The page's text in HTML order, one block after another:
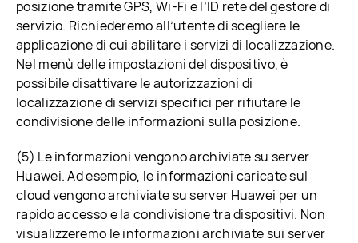
posizione tramite GPS, Wi-Fi e l’ID rete del gestore di
servizio. Richiederemo all’utente di scegliere le
applicazione di cui abilitare i servizi di localizzazione.
Nel menù delle impostazioni del dispositivo, è
possibile disattivare le autorizzazioni di
localizzazione di servizi specifici per rifiutare le
condivisione delle informazioni sulla posizione.
(5) Le informazioni vengono archiviate su server
Huawei. Ad esempio, le informazioni caricate sul
cloud vengono archiviate su server Huawei per un
rapido accesso e la condivisione tra dispositivi. Non
visualizzeremo le informazioni archiviate sui server